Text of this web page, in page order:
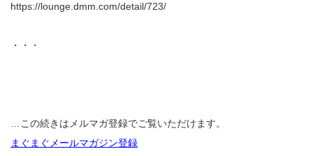
https://lounge.dmm.com/detail/723/
・・・
…この続きはメルマガ登録でご覧いただけます。
まぐまぐメールマガジン登録